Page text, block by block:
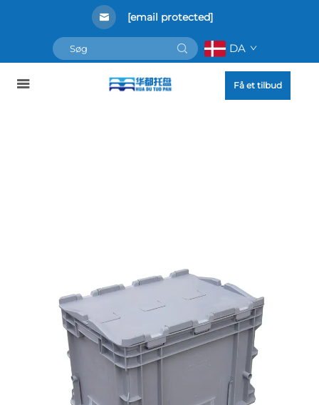
[email protected]
DA
Få et tilbud